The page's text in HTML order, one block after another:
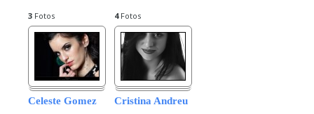
3 Fotos 4Fotos
Celeste Gomez Cristina Andreu